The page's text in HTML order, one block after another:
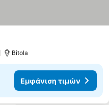
Bitola
Εμφάνιση τιμών